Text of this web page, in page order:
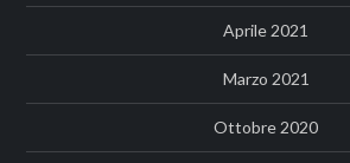
Aprile 2021
Marzo 2021
Ottobre 2020